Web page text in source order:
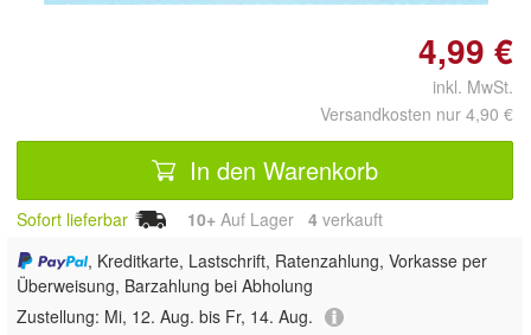
4,99 €
inkl. MwSt.
Versandkosten nur 4,90 €
In den Warenkorb
Sofort lieferbar 10+ Auf Lager 4 verkauft
, Kreditkarte, Lastschrift, Ratenzahlung, Vorkasse per
Überweisung, Barzahlung bei Abholung
Zustellung: Mi, 12. Aug. bis Fr, 14. Aug.